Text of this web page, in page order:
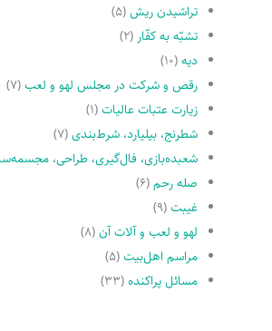
تراشیدن ریش(۵)
تشبّه به کفّار (۲)
دیه(۱۰)
رقص و شرکت در مجلس لهو و لعب(۷)
زیارت عتبات عالیات(۱)
شطرنج، بیلیارد، شرط‌بندی(۷)
شعبده‌بازی، فال‌گیری، طراحی،
صله رحم(۶)
غیبت(۹)
لهو و لعب و آلات آن(۸)
مراسم اهل‌بیت(۵)
مسائل پراکنده(۳۳)